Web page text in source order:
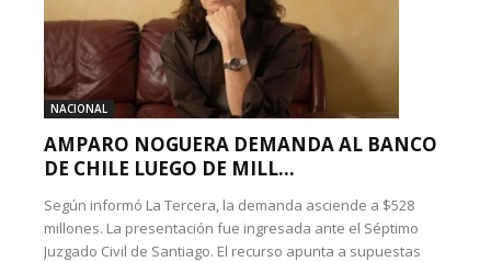
NACIONAL
AMPARO NOGUERA DEMANDA AL BANCO
DE CHILE LUEGO DE MILL...
Según informó La Tercera, la demanda asciende a $528
millones. La presentación fue ingresada ante el Séptimo
Juzgado Civil de Santiago. El recurso apunta a supuestas